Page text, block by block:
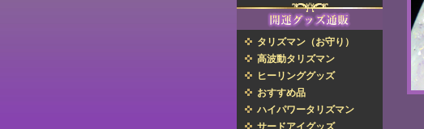
タリズマン（お守り）
高波動タリズマン
ヒーリンググッズ
おすすめ品
ハイパワータリズマン
サードアイグッズ